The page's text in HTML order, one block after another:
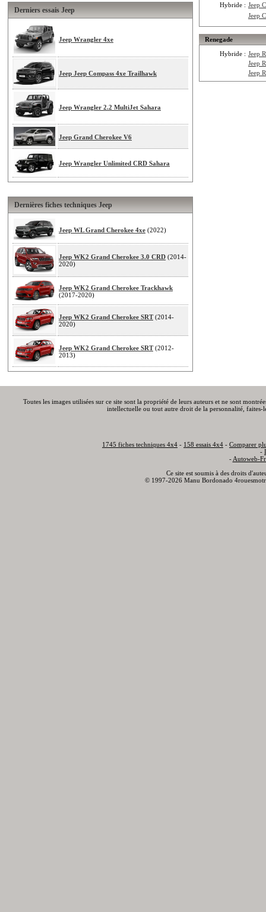
Derniers essais Jeep
Jeep Wrangler 4xe
Jeep Jeep Compass 4xe Trailhawk
Jeep Wrangler 2.2 MultiJet Sahara
Jeep Grand Cherokee V6
Jeep Wrangler Unlimited CRD Sahara
Dernières fiches techniques Jeep
Jeep WL Grand Cherokee 4xe (2022)
Jeep WK2 Grand Cherokee 3.0 CRD (2014-
2020)
Jeep WK2 Grand Cherokee Trackhawk
(2017-2020)
Jeep WK2 Grand Cherokee SRT(2014-
2020)
Jeep WK2 Grand Cherokee SRT(2012-
2013)
Hybride : Jeep
Jeep
Renegade
Hybride : Jeep
Jeep
Jeep
Toutes les images utilisées sur ce site sont la propriété de leurs auteurs et ne sont
intellectuelle ou tout autre droit de la personnalité,
1745 fiches techniques 4x4 - 158 essais 4x4 - Comparer
-
- Autoweb-
Ce site est soumis à des droits
© 1997-2026 Manu Bordonado